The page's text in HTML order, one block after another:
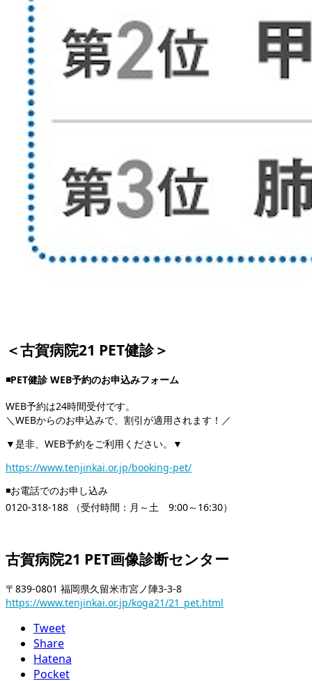
＜古賀病院21 PET健診＞
◾PET健診 WEB予約のお申込みフォーム
WEB予約は24時間受付です。
＼WEBからのお申込みで、割引が適用されます！／
▼是非、WEB予約をご利用ください。▼
https://www.tenjinkai.or.jp/booking-pet/
◾️お電話でのお申し込み
0120-318-188 （受付時間：月～土 9:00～16:30）
古賀病院21 PET画像診断センター
〒839-0801 福岡県久留米市宮ノ陣3-3-8
https://www.tenjinkai.or.jp/koga21/21_pet.html
Tweet
Share
Hatena
Pocket